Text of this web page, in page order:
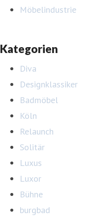
Möbelindustrie
Kategorien
Diva
Designklassiker
Badmöbel
Köln
Relaunch
Solitär
Luxus
Luxor
Bühne
burgbad